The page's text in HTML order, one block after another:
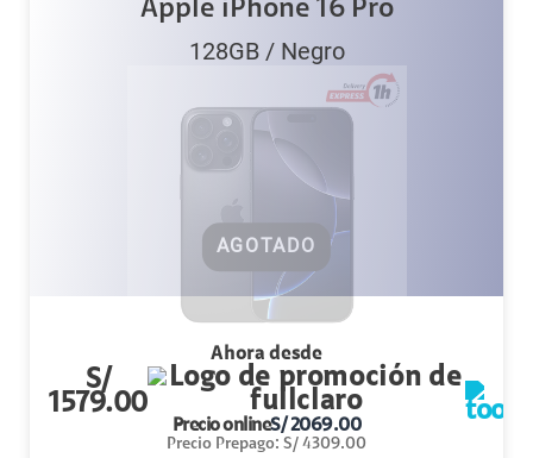
Apple iPhone 16 Pro
128GB/ Negro
AGOTADO
Ahora desde
S/
1579.00
Precio onlineS/2069.00
Precio Prepago: S/ 4309.00